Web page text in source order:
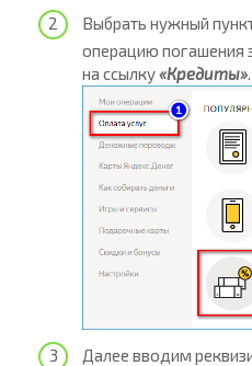
Выбрать нужный
операцию погашения
на ссылку«Кредиты».
Далее вводим